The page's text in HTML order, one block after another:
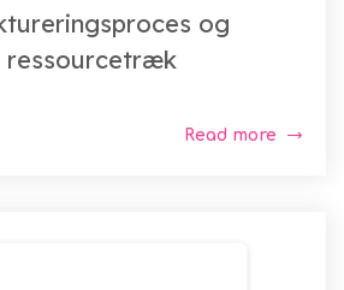
og
ressourcetræk
Read more